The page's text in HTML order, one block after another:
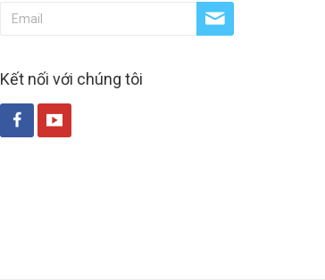
Kết nối với chúng tôi